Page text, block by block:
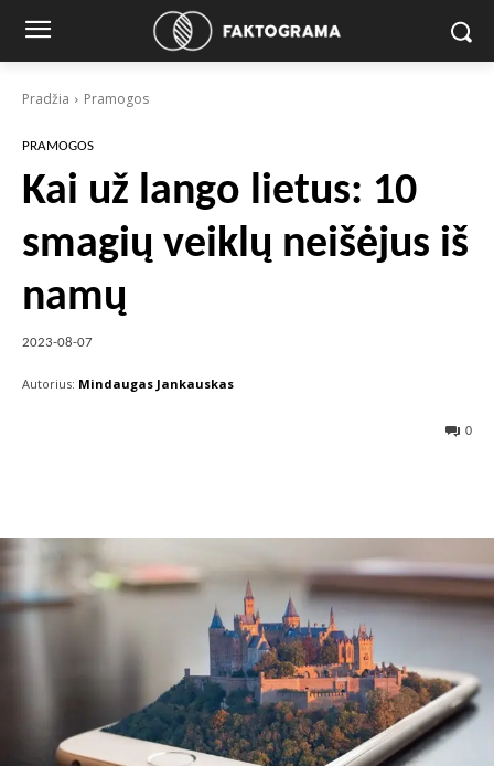
Pradžia Pramogos
PRAMOGOS
Kai už lango lietus: 10
smagių veiklų neišėjus iš
namų
2023-08-07
Autorius: Mindaugas Jankauskas
0